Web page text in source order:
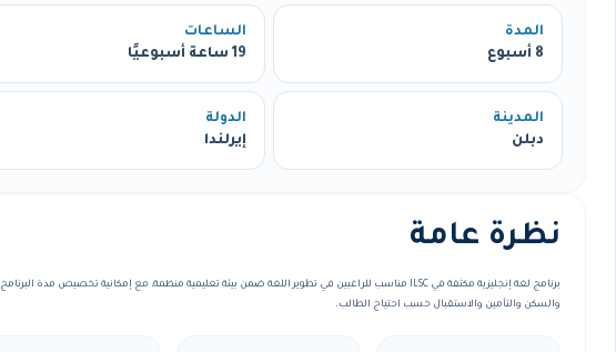
المدة
8 أسبوع
الساعات
19 ساعة أسبوعيًا
المدينة
دبلن
الدولة
إيرلندا
نظرة عامة
برنامج لغة إنجليزية مكثفة في ILSC مناسب للراغبين في تطوير اللغة ضمن بيئة تعليمية منظمة، مع إمكانية تخصيص مدة البرنامج
والسكن والتأمين والاستقبال حسب احتياج الطالب.